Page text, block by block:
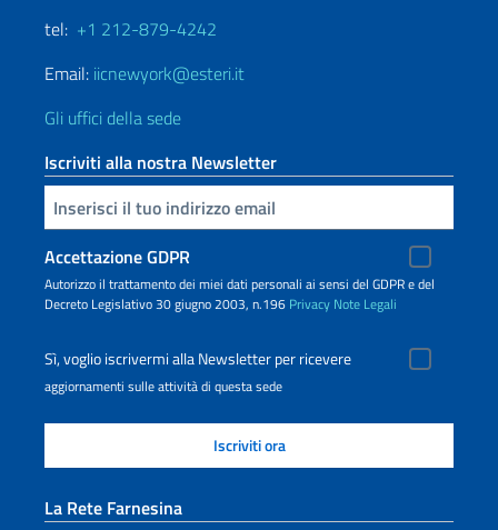
tel: +1 212-879-4242
Email: iicnewyork@esteri.it
Gli uffici della sede
Iscriviti alla nostra Newsletter
Inserisci la tua email
Accettazione GDPR
Autorizzo il trattamento dei miei dati personali ai sensi del GDPR e del
Decreto Legislativo 30 giugno 2003, n.196 Privacy Note Legali
Sì, voglio iscrivermi alla Newsletter per ricevere
aggiornamenti sulle attività di questa sede
La Rete Farnesina